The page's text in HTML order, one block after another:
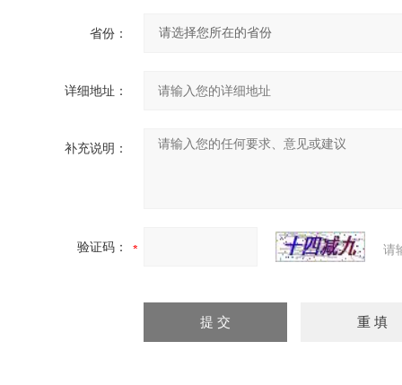
省份：
详细地址：
补充说明：
验证码： 请